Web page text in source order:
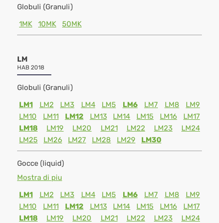
Globuli (Granuli)
1MK
10MK 50MK
LM
HAB 2018
Globuli (Granuli)
LM1
LM2 LM3 LM4 LM5 LM6 LM7 LM8
LM9
LM10
LM11 LM12 LM13 LM14 LM15 LM16
LM17
LM18
LM19 LM20 LM21 LM22 LM23
LM24
LM25
LM26 LM27 LM28 LM29 LM30
Gocce (liquid)
Mostra di piu
LM1
LM2 LM3 LM4 LM5 LM6 LM7 LM8
LM9
LM10
LM11 LM12 LM13 LM14 LM15 LM16
LM17
LM18
LM19 LM20 LM21 LM22 LM23
LM24